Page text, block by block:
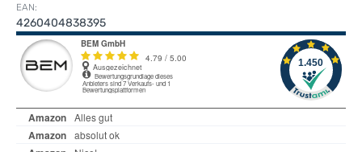
EAN:
4260404838395